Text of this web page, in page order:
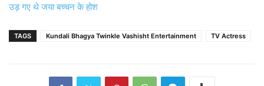
उड़ गए थे जया बच्चन के होश
TAGS Kundali Bhagya Twinkle Vashisht Entertainment TV Actress